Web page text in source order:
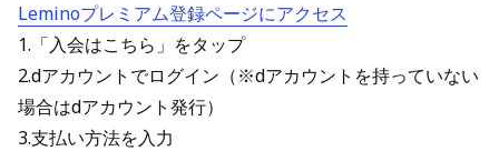
Leminoプレミアム登録ページにアクセス
1.「入会はこちら」をタップ
2.dアカウントでログイン（※dアカウントを持っていない
場合はdアカウント発行）
3.支払い方法を入力